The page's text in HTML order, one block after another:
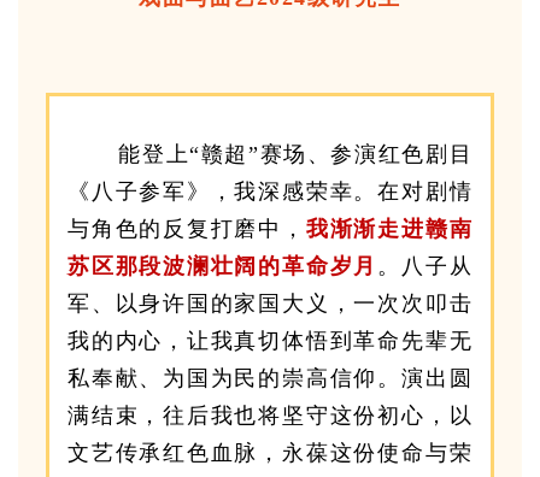
能登上“赣超”赛场、参演红色剧目
《八子参军》，我深感荣幸。在对剧情
与角色的反复打磨中， 我渐渐走进赣南
苏区那段波澜壮阔的革命岁月 。八子从
军、以身许国的家国大义，一次次叩击
我的内心，让我真切体悟到革命先辈无
私奉献、为国为民的崇高信仰。演出圆
满结束，往后我也将坚守这份初心，以
文艺传承红色血脉，永葆这份使命与荣